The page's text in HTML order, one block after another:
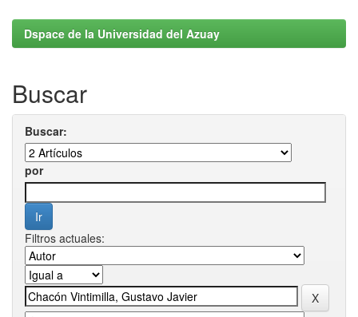
Dspace de la Universidad del Azuay
Buscar
Buscar:
por
Filtros actuales: